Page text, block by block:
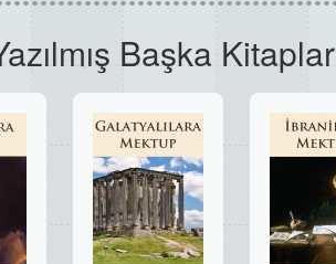
Başka Kitaplar